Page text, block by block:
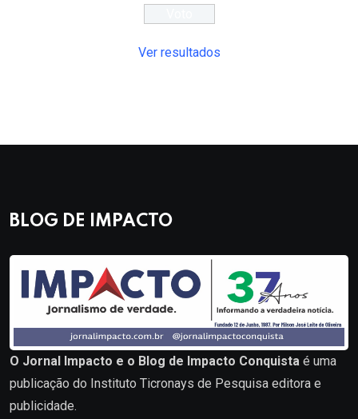
Ver resultados
BLOG DE IMPACTO
O Jornal Impacto e o Blog de Impacto Conquista é uma
publicação do Instituto Ticronays de Pesquisa editora e
publicidade.